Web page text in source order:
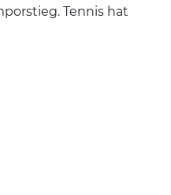
Tennis hat